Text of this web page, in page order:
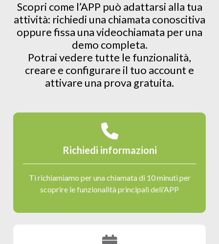
Scopri come l’APP può adattarsi alla tua
attività: richiedi una chiamata conoscitiva
oppure fissa una videochiamata per una
demo completa.
Potrai vedere tutte le funzionalità,
creare e configurare il tuo account e
attivare una prova gratuita.
Richiedi informazioni
Ti richiamiamo per una chiamata di 10 minuti per
scoprire le funzionalità principali dell’APP